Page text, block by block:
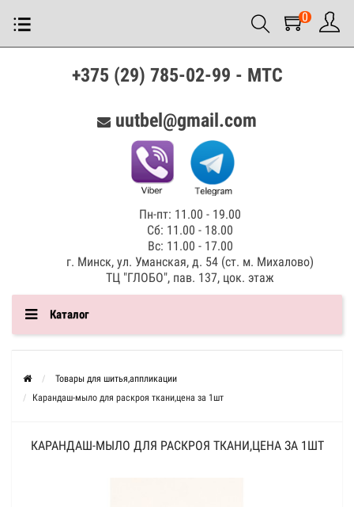
0
+375 (29) 785-02-99 - МТС
uutbel@gmail.com
Пн-пт: 11.00 - 19.00
Сб: 11.00 - 18.00
Вс: 11.00 - 17.00
г. Минск, ул. Уманская, д. 54 (ст. м. Михалово)
ТЦ "ГЛОБО", пав. 137, цок. этаж
Каталог
Товары для шитья,аппликации
Карандаш-мыло для раскроя ткани,цена за 1шт
КАРАНДАШ-МЫЛО ДЛЯ РАСКРОЯ ТКАНИ,ЦЕНА ЗА 1ШТ